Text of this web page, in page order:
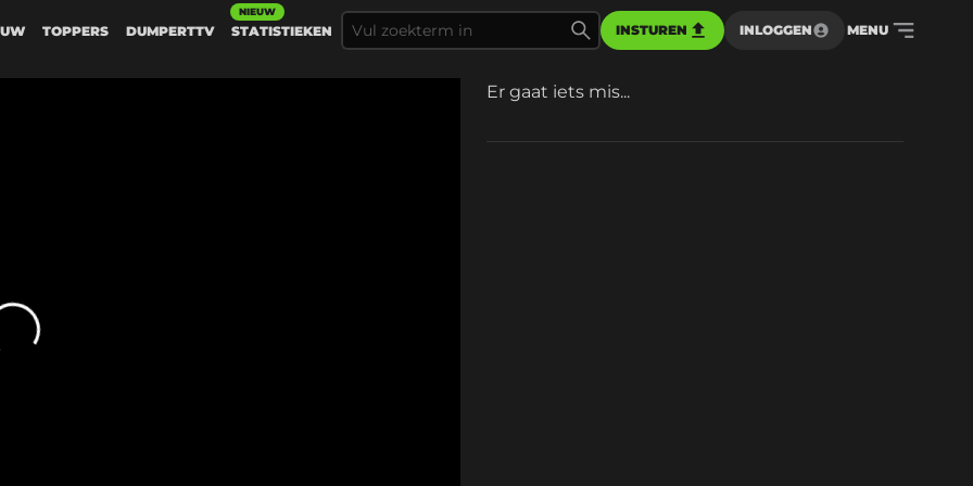
TOPPERS DUMPERTTV STATISTIEKEN
NIEUW
INSTUREN INLOGGEN MENU
Er gaat iets mis...